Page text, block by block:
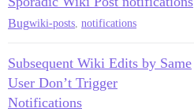
Bugwiki-posts, notifications
Subsequent Wiki Edits by Same
User Don’t Trigger
Notifications